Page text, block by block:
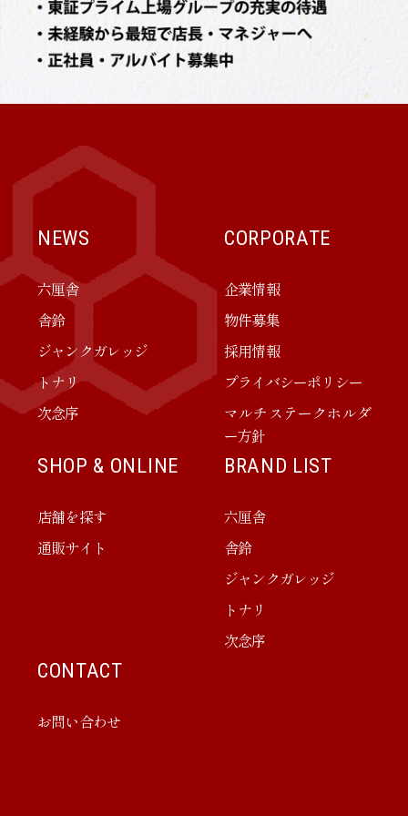
NEWS
六厘舎
舎鈴
ジャンクガレッジ
トナリ
次念序
CORPORATE
企業情報
物件募集
採用情報
プライバシーポリシー
マルチステークホルダ
ー方針
SHOP & ONLINE
店舗を探す
通販サイト
BRAND LIST
六厘舎
舎鈴
ジャンクガレッジ
トナリ
次念序
CONTACT
お問い合わせ